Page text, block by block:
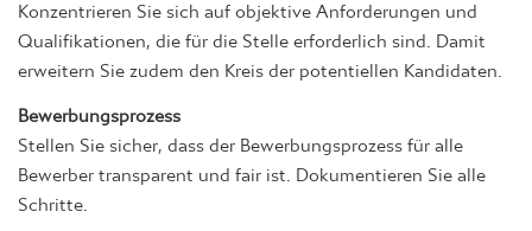
Qualifikationen, die für die Stelle erforderlich sind. Damit
erweitern Sie zudem den Kreis der potentiellen Kandidaten.
Bewerbungsprozess
Stellen Sie sicher, dass der Bewerbungsprozess für alle
Bewerber transparent und fair ist. Dokumentieren Sie alle
Schritte.